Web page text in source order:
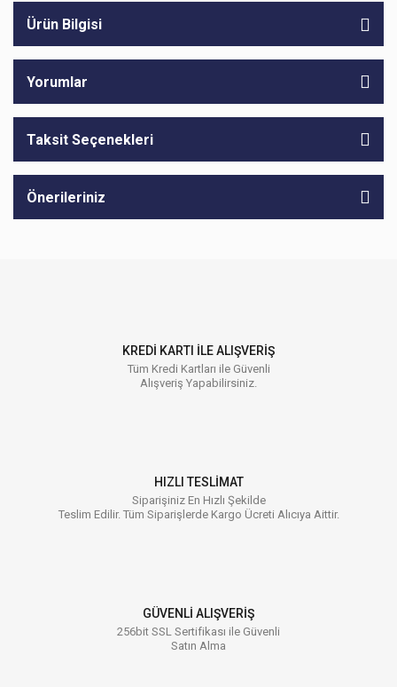
Ürün Bilgisi
Yorumlar
Taksit Seçenekleri
Önerileriniz
KREDİ KARTI İLE ALIŞVERİŞ
Tüm Kredi Kartları ile Güvenli
Alışveriş Yapabilirsiniz.
HIZLI TESLİMAT
Siparişiniz En Hızlı Şekilde
Teslim Edilir. Tüm Siparişlerde Kargo Ücreti Alıcıya Aittir.
GÜVENLİ ALIŞVERİŞ
256bit SSL Sertifikası ile Güvenli
Satın Alma